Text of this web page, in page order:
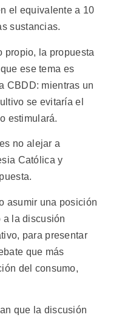
el equivalente a 10
sustancias.
propio, la propuesta
ese tema es
CBDD: mientras un
se evitaría el
estimulará.
no alejar a
Católica y
asumir una posición
a la discusión
para presentar
que más
del consumo,
que la discusión